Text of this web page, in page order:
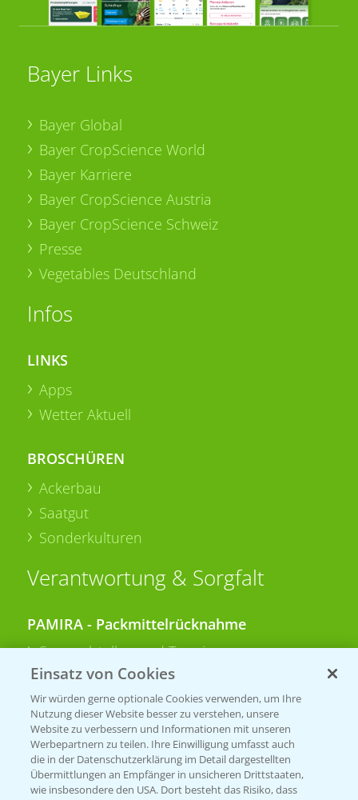
Bayer Links
Bayer Global
Bayer CropScience World
Bayer Karriere
Bayer CropScience Austria
Bayer CropScience Schweiz
Presse
Vegetables Deutschland
Infos
LINKS
Apps
Wetter Aktuell
BROSCHÜREN
Ackerbau
Saatgut
Sonderkulturen
Verantwortung & Sorgfalt
PAMIRA - Packmittelrücknahme
Sammelstellen und Termine
PRE - Chemikalien sicher entsorgen
Sammelstellen und Termine
Kontakt & Notfall
Einsatz von Cookies
Wir würden gerne optionale Cookies verwenden, um Ihre
Nutzung dieser Website besser zu verstehen, unsere
Website zu verbessern und Informationen mit unseren
Werbepartnern zu teilen. Ihre Einwilligung umfasst auch
die in der Datenschutzerklärung im Detail dargestellten
Übermittlungen an Empfänger in unsicheren Drittstaaten,
wie insbesondere den USA. Dort besteht das Risiko, dass